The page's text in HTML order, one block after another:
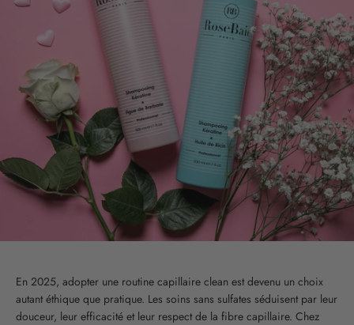
En 2025, adopter une routine capillaire clean est devenu un choix
autant éthique que pratique. Les soins sans sulfates séduisent par leur
douceur, leur efficacité et leur respect de la fibre capillaire. Chez